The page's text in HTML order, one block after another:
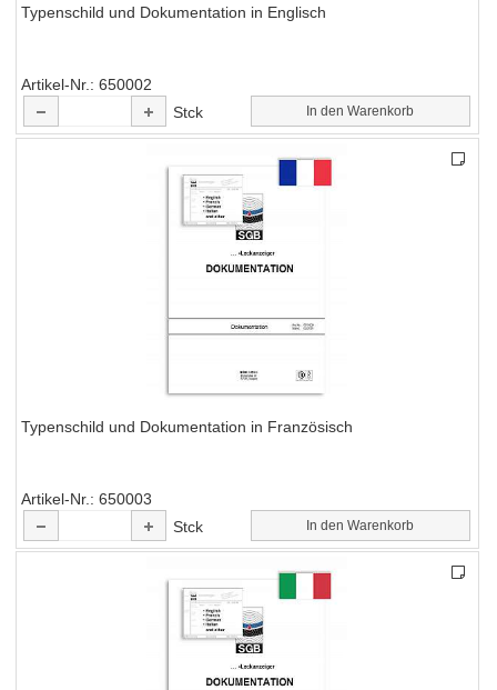
Typenschild und Dokumentation in Englisch
Artikel-Nr. 650002
Stck
In den Warenkorb
Typenschild und Dokumentation in Französisch
Artikel-Nr.
650003
Stck
In den Warenkorb